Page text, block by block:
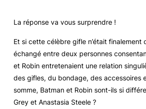
La réponse va vous surprendre !
Et si cette célèbre gifle n’était finalement
échangé entre deux personnes
et Robin entretenaient une relation
des gifles, du bondage, des accessoires
somme, Batman et Robin sont-ils si
Grey et Anastasia Steele ?